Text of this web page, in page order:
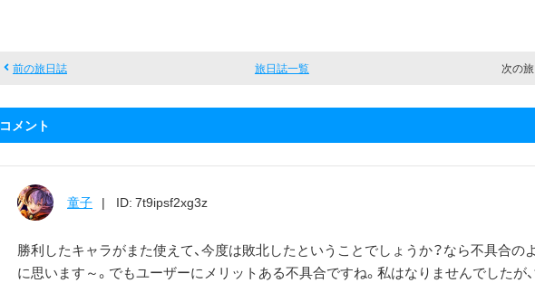
前の旅日誌 旅日誌一覧 次の
コメント
童子 ID: 7t9ipsf2xg3z
勝利したキャラがまた使えて、今度は敗北したということでしょうか？なら不具合の
に思います～。でもユーザーにメリットある不具合ですね。私はなりませんでしたが